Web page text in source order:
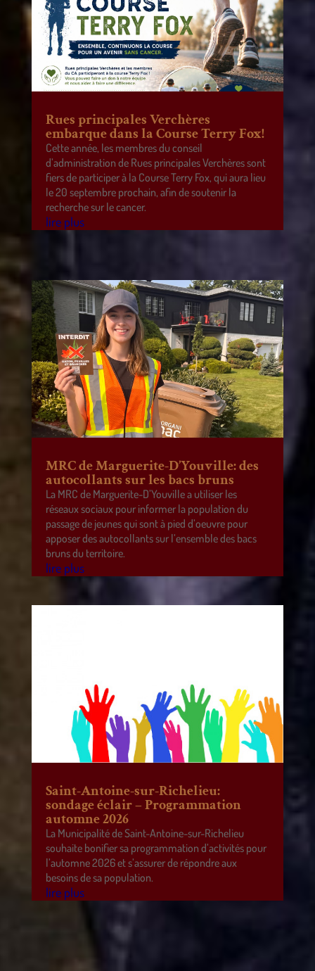
Rues principales Verchères
embarque dans la Course Terry Fox!
Cette année, les membres du conseil
d’administration de Rues principales Verchères sont
fiers de participer à la Course Terry Fox, qui aura lieu
le 20 septembre prochain, afin de soutenir la
recherche sur le cancer.
lire plus
MRC de Marguerite-D’Youville: des
autocollants sur les bacs bruns
La MRC de Marguerite-D’Youville a utiliser les
réseaux sociaux pour informer la population du
passage de jeunes qui sont à pied d’oeuvre pour
apposer des autocollants sur l’ensemble des bacs
bruns du territoire.
lire plus
Saint-Antoine-sur-Richelieu:
sondage éclair – Programmation
automne 2026
La Municipalité de Saint-Antoine-sur-Richelieu
souhaite bonifier sa programmation d’activités pour
l’automne 2026 et s’assurer de répondre aux
besoins de sa population.
lire plus